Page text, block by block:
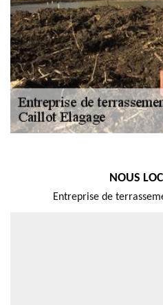
NOUS
Entreprise de